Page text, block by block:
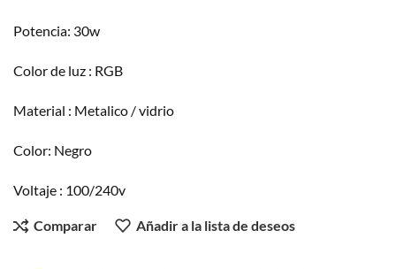
Potencia: 30w
Color de luz : RGB
Material : Metalico / vidrio
Color: Negro
Voltaje : 100/240v
Comparar Añadir a la lista de deseos